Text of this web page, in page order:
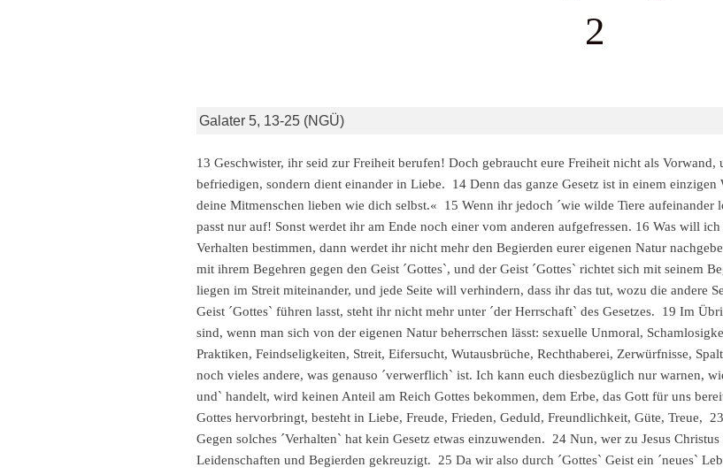
2
Galater 5, 13-25 (NGÜ)
13 Geschwister, ihr seid zur Freiheit berufen! Doch gebraucht eure Freiheit nicht als Vorwand,
befriedigen, sondern dient einander in Liebe. 14 Denn das ganze Gesetz ist in einem
deine Mitmenschen lieben wie dich selbst.« 15 Wenn ihr jedoch ´wie wilde Tiere aufeinander
passt nur auf! Sonst werdet ihr am Ende noch einer vom anderen aufgefressen. 16 Was will ich
Verhalten bestimmen, dann werdet ihr nicht mehr den Begierden eurer eigenen Natur
mit ihrem Begehren gegen den Geist ´Gottes`, und der Geist ´Gottes` richtet sich mit seinem
liegen im Streit miteinander, und jede Seite will verhindern, dass ihr das tut, wozu die andere
Geist ´Gottes` führen lasst, steht ihr nicht mehr unter ´der Herrschaft` des Gesetzes. 19 Im
sind, wenn man sich von der eigenen Natur beherrschen lässt: sexuelle Unmoral,
Praktiken, Feindseligkeiten, Streit, Eifersucht, Wutausbrüche, Rechthaberei, Zerwürfnisse,
noch vieles andere, was genauso ´verwerflich` ist. Ich kann euch diesbezüglich nur warnen,
und` handelt, wird keinen Anteil am Reich Gottes bekommen, dem Erbe, das Gott für uns
Gottes hervorbringt, besteht in Liebe, Freude, Frieden, Geduld, Freundlichkeit, Güte, Treue,
Gegen solches ´Verhalten` hat kein Gesetz etwas einzuwenden. 24 Nun, wer zu Jesus
Leidenschaften und Begierden gekreuzigt. 25 Da wir also durch ´Gottes` Geist ein ´neues`